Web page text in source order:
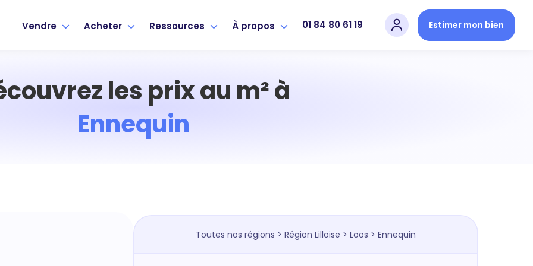
Vendre Acheter Ressources À propos 01 84 80 61 19 Estimer mon bien
les prix au m² à
Ennequin
Toutes nos régions > Région Lilloise > Loos > Ennequin